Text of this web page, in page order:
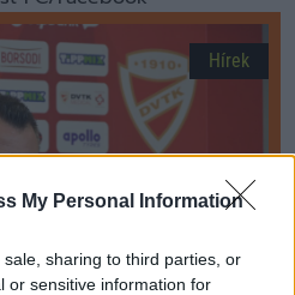
My Personal Information
sharing to third parties, or
or sensitive information for
Hírek